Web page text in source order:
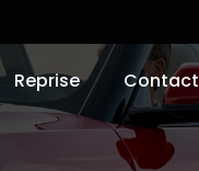
Reprise Contact